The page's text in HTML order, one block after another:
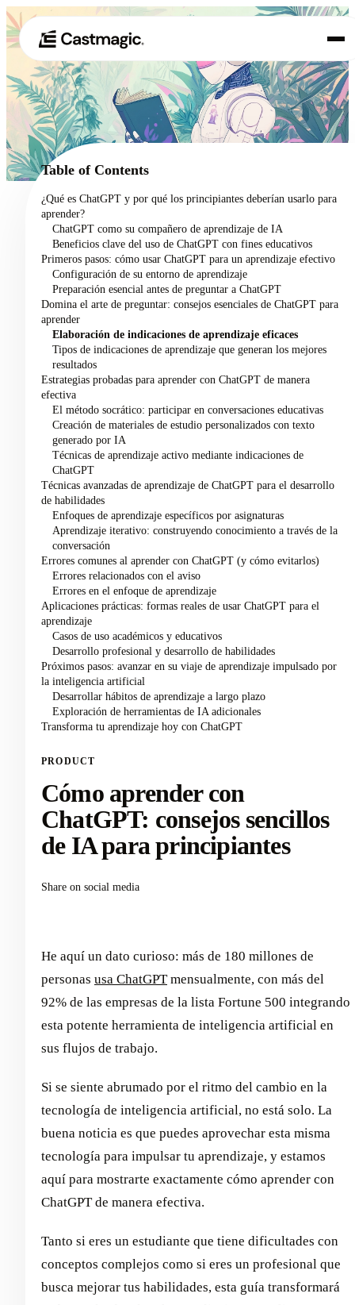
Producto
02 Casos de uso
Precios
Acerca de nosotros
Table of Contents
¿Qué es ChatGPT y por qué los principiantes deberían usarlo para
aprender?
ChatGPT como su compañero de aprendizaje de IA
Beneficios clave del uso de ChatGPT con fines educativos
Primeros pasos: cómo usar ChatGPT para un aprendizaje efectivo
Configuración de su entorno de aprendizaje
Preparación esencial antes de preguntar a ChatGPT
Domina el arte de preguntar: consejos esenciales de ChatGPT para
aprender
Elaboración de indicaciones de aprendizaje eficaces
Tipos de indicaciones de aprendizaje que generan los mejores
resultados
Estrategias probadas para aprender con ChatGPT de manera
efectiva
El método socrático: participar en conversaciones educativas
Creación de materiales de estudio personalizados con texto
generado por IA
Técnicas de aprendizaje activo mediante indicaciones de
ChatGPT
Técnicas avanzadas de aprendizaje de ChatGPT para el desarrollo
de habilidades
Enfoques de aprendizaje específicos por asignaturas
Aprendizaje iterativo: construyendo conocimiento a través de la
conversación
Errores comunes al aprender con ChatGPT (y cómo evitarlos)
Errores relacionados con el aviso
Errores en el enfoque de aprendizaje
Aplicaciones prácticas: formas reales de usar ChatGPT para el
aprendizaje
Casos de uso académicos y educativos
Desarrollo profesional y desarrollo de habilidades
Próximos pasos: avanzar en su viaje de aprendizaje impulsado por
la inteligencia artificial
Desarrollar hábitos de aprendizaje a largo plazo
Exploración de herramientas de IA adicionales
Transforma tu aprendizaje hoy con ChatGPT
PRODUCT
Cómo aprender con
ChatGPT: consejos sencillos
de IA para principiantes
Share on social media
He aquí un dato curioso: más de 180 millones de
personas usa ChatGPTmensualmente, con más del
92% de las empresas de la lista Fortune 500 integrando
esta potente herramienta de inteligencia artificial en
sus flujos de trabajo.
Si se siente abrumado por el ritmo del cambio en la
tecnología de inteligencia artificial, no está solo. La
buena noticia es que puedes aprovechar esta misma
tecnología para impulsar tu aprendizaje, y estamos
aquí para mostrarte exactamente cómo aprender con
ChatGPT de manera efectiva.
Tanto si eres un estudiante que tiene dificultades con
conceptos complejos como si eres un profesional que
busca mejorar tus habilidades, esta guía transformará